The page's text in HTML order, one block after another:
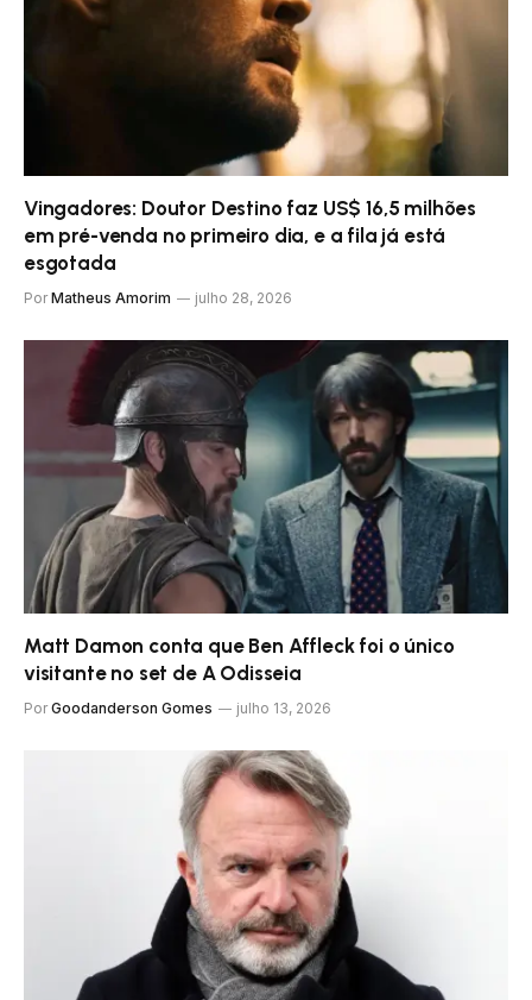
Vingadores: Doutor Destino faz US$ 16,5 milhões
em pré-venda no primeiro dia, e a fila já está
esgotada
Por Matheus Amorim julho 28, 2026
Matt Damon conta que Ben Affleck foi o único
visitante no set de A Odisseia
Por Goodanderson Gomes julho 13, 2026